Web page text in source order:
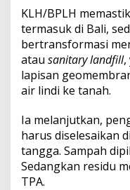
D
u
m
p
i
n
g
n
g
D
i
s
KLH/BPLH
termasuk di Bali,
bertransformasi
atau sanitary landfill,
lapisan
air lindi ke tanah.
Ia melanjutkan,
harus diselesaikan
tangga. Sampah
Sedangkan residu
TPA.